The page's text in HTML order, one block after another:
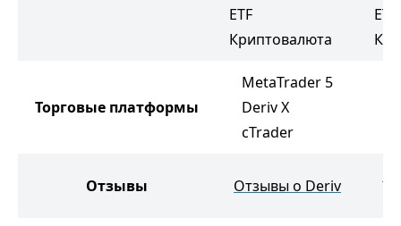
ETF
Криптовалюта
ETF
Торговые платформы
MetaTrader 5
Deriv X
cTrader
Отзывы Отзывы о Deriv